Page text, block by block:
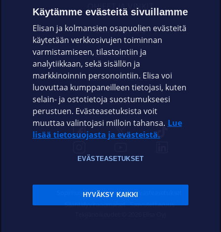
OHJEET JA VINKIT
OMAYHTEISÖ
VIANSELVITYS
ASIAKASPALVELU
ELISA.FI
Sopimusehdot Tietosuoja Evästeasetukset
Sääntelyviranomaiset Saavutettavuus
Käytämme evästeitä sivuillamme
Elisan ja kolmansien osapuolien evästeitä
käytetään verkkosivujen toiminnan
varmistamiseen, tilastointiin ja
analytiikkaan, sekä sisällön ja
markkinoinnin personointiin. Elisa voi
luovuttaa kumppaneilleen tietojasi, kuten
selain- ja ostotietoja suostumukseesi
perustuen. Evästeasetuksista voit
muuttaa valintojasi milloin tahansa. Lue
lisää tietosuojasta ja evästeistä.
EVÄSTEASETUKSET
HYVÄKSY KAIKKI